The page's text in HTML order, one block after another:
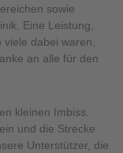
sowie
Eine Leistung,
viele dabei waren,
an alle für den
kleinen Imbiss.
und die Strecke
Unterstützer, die